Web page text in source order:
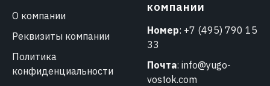
О компании
Реквизиты компании
Политика
конфиденциальности
компании
Номер: +7 (495) 790 15
33
Почта: info@yugo-
vostok.com